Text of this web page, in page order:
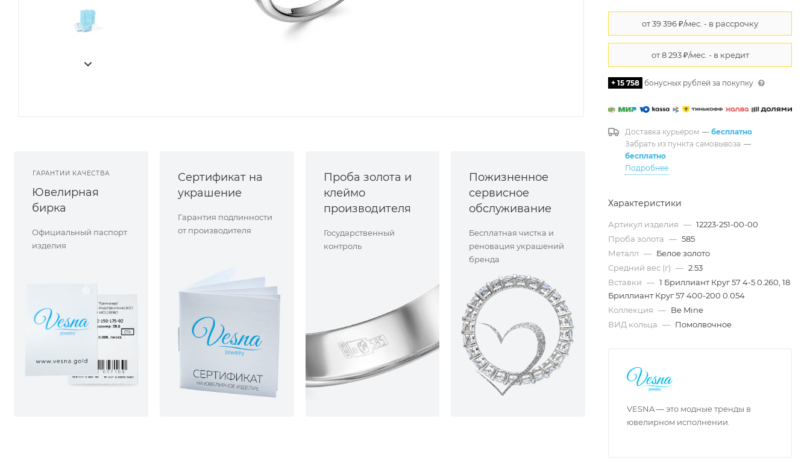
ГАРАНТИИ КАЧЕСТВА
Ювелирная
бирка
Официальный паспорт
изделия
Сертификат на
украшение
Гарантия подлинности
от производителя
Проба золота и
клеймо
производителя
Государственный
контроль
Пожизненное
сервисное
обслуживание
Бесплатная чистка и
реновация украшений
бренда
+ 15 758 бонусных рублей за покупку
Доставка курьером — бесплатно
Забрать из пункта самовывоза —
бесплатно
Подробнее
Характеристики
Артикул изделия — 12223-251-00-00
Проба золота — 585
Металл — Белое золото
Средний вес (г) — 2.53
Вставки — 1 Бриллиант Круг 57 4-5 0.260, 18
Бриллиант Круг 57 400-200 0.054
Коллекция — Be Mine
ВИД кольца — Помолвочное
VESNA — это модные тренды в
ювелирном исполнении.